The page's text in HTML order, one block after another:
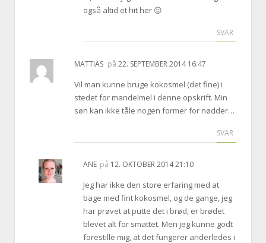
også altid et hit her 😛
SVAR
MATTIAS på 22. SEPTEMBER 2014 16:47
Vil man kunne bruge kokosmel (det fine) i
stedet for mandelmel i denne opskrift. Min
søn kan ikke tåle nogen former for nødder…
SVAR
ANE på 12. OKTOBER 2014 21:10
Jeg har ikke den store erfaring med at
bage med fint kokosmel, og de gange, jeg
har prøvet at putte det i brød, er brødet
blevet alt for smattet. Men jeg kunne godt
forestille mig, at det fungerer anderledes i